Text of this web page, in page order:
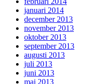
januari 2014
december 2013
november 2013
oktober 2013
september 2013
augusti 2013
juli 2013
juni 2013
maj 2013